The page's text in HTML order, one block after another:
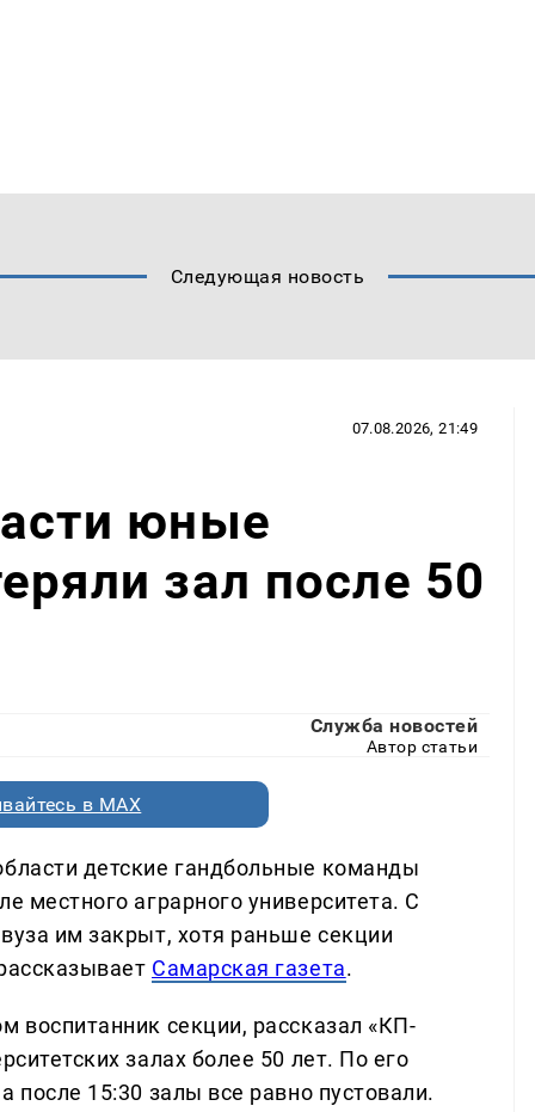
Следующая новость
07.08.2026, 21:49
юные
зал после 50
Служба новостей
Автор статьи
в MAX
детские гандбольные команды
местного аграрного университета. С
им закрыт, хотя раньше секции
Самарская газета.
воспитанник секции, рассказал «КП-
залах более 50 лет. По его
15:30 залы все равно пустовали.